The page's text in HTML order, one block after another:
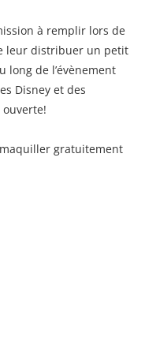
à remplir lors de
leur distribuer un petit
long de l’évènement
Disney et des
gratuitement